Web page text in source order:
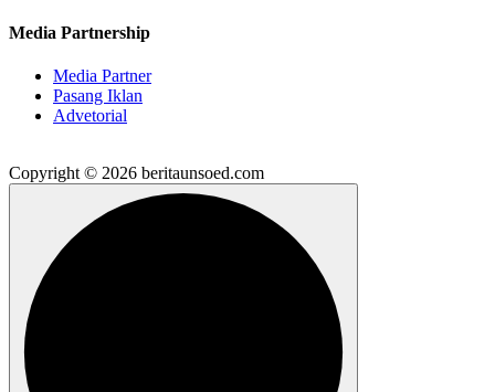
Media Partnership
Media Partner
Pasang Iklan
Advetorial
Copyright © 2026 beritaunsoed.com